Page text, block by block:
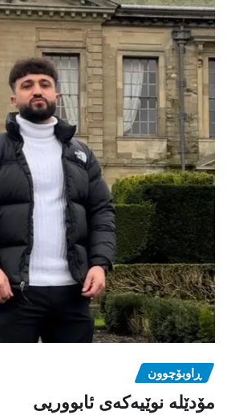
ڕاوبۆچوون
مۆدێلە نوێیەکەى ئابووریی